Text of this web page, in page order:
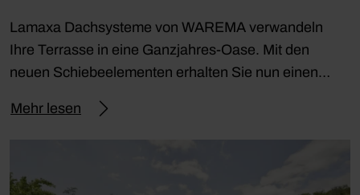
Lamaxa Dachsysteme von WAREMA verwandeln
Ihre Terrasse in eine Ganzjahres-Oase. Mit den
neuen Schiebeelementen erhalten Sie nun einen…
Mehr lesen